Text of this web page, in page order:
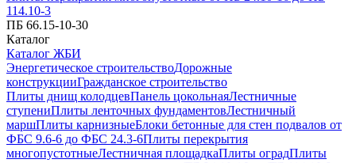
114.10-3
ПБ 66.15-10-30
Каталог
Каталог ЖБИ
Энергетическое строительствоДорожные
конструкцииГражданское строительство
Плиты днищ колодцевПанель цокольнаяЛестничные
ступениПлиты ленточных фундаментовЛестничный
маршПлиты карнизныеБлоки бетонные для стен подвалов от
ФБС 9.6-6 до ФБС 24.3-6Плиты перекрытия
многопустотныеЛестничная площадкаПлиты оградПлиты